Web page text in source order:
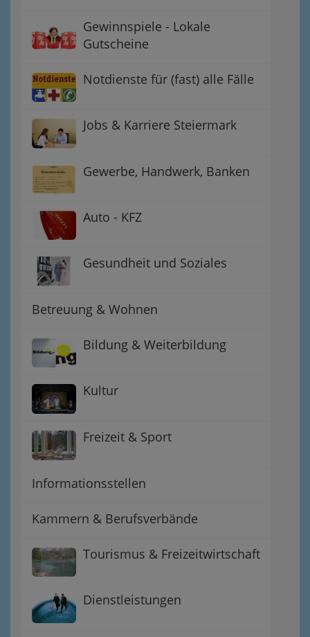
Gewinnspiele - Lokale
Gutscheine
Notdienste für (fast) alle Fälle
Jobs & Karriere Steiermark
Gewerbe, Handwerk, Banken
Auto - KFZ
Gesundheit und Soziales
Betreuung & Wohnen
Bildung & Weiterbildung
Kultur
Freizeit & Sport
Informationsstellen
Kammern & Berufsverbände
Tourismus & Freizeitwirtschaft
Dienstleistungen